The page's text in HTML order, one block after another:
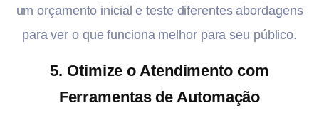
um orçamento inicial e teste diferentes abordagens
para ver o que funciona melhor para seu público.
5. Otimize o Atendimento com
Ferramentas de Automação